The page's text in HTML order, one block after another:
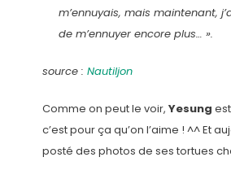
m’ennuyais, mais maintenant,
de m’ennuyer encore plus… ».
source : Nautiljon
Comme on peut le voir, Yesung
c’est pour ça qu’on l’aime ! ^^ Et
posté des photos de ses tortues